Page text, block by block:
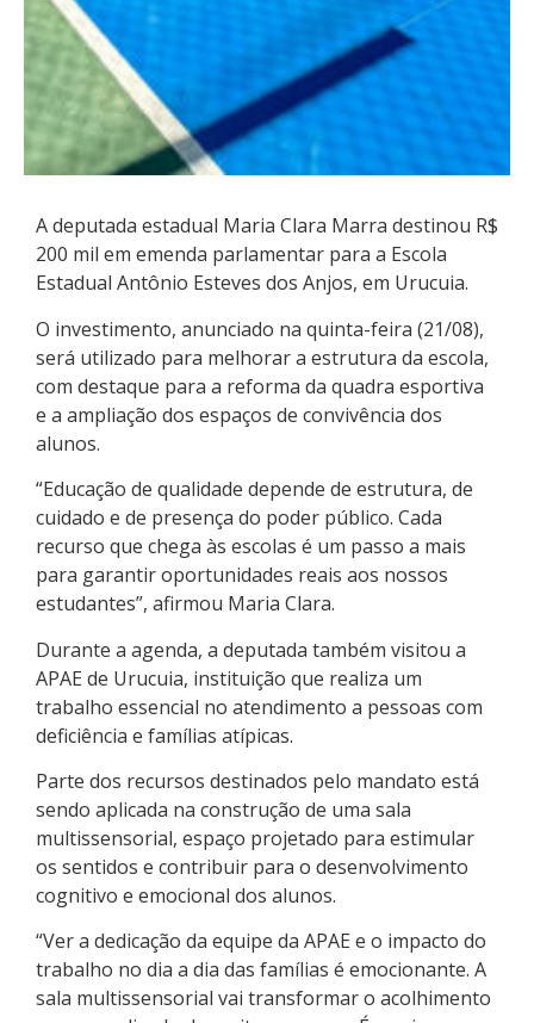
A deputada estadual Maria Clara Marra destinou R$
200 mil em emenda parlamentar para a Escola
Estadual Antônio Esteves dos Anjos, em Urucuia.
O investimento, anunciado na quinta-feira (21/08),
será utilizado para melhorar a estrutura da escola,
com destaque para a reforma da quadra esportiva
e a ampliação dos espaços de convivência dos
alunos.
“Educação de qualidade depende de estrutura, de
cuidado e de presença do poder público. Cada
recurso que chega às escolas é um passo a mais
para garantir oportunidades reais aos nossos
estudantes”, afirmou Maria Clara.
Durante a agenda, a deputada também visitou a
APAE de Urucuia, instituição que realiza um
trabalho essencial no atendimento a pessoas com
deficiência e famílias atípicas.
Parte dos recursos destinados pelo mandato está
sendo aplicada na construção de uma sala
multissensorial, espaço projetado para estimular
os sentidos e contribuir para o desenvolvimento
cognitivo e emocional dos alunos.
“Ver a dedicação da equipe da APAE e o impacto do
trabalho no dia a dia das famílias é emocionante. A
sala multissensorial vai transformar o acolhimento